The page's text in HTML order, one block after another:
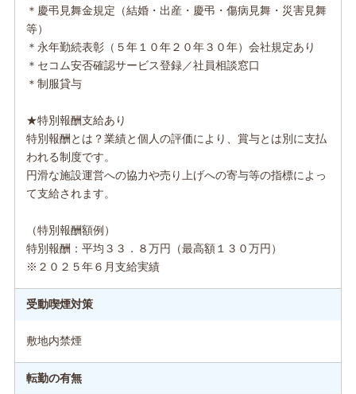
＊慶弔見舞金規定（結婚・出産・慶弔・傷病見舞・災害見舞
等）
＊永年勤続表彰（５年１０年２０年３０年）会社規定あり
＊セコム安否確認サービス登録／社員相談窓口
＊制服貸与
★特別報酬支給あり
特別報酬とは？業績と個人の評価により、賞与とは別に支払
われる制度です。
円滑な施設運営への協力や売り上げへの寄与等の指標によっ
て支給されます。
（特別報酬額例）
特別報酬：平均３３．８万円（最高額１３０万円）
※２０２５年６月支給実績
受動喫煙対策
敷地内禁煙
転勤の有無